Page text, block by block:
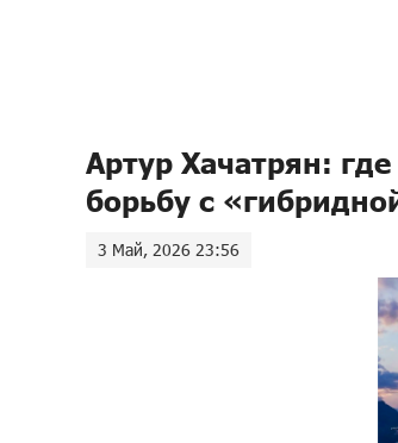
Артур Хачатрян:
борьбу с
3 Май, 2026 23:56